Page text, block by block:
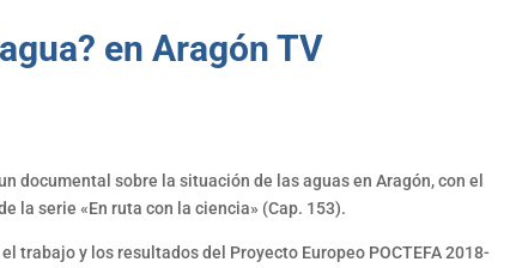
en Aragón TV
documental sobre la situación de las aguas en Aragón, con el
la serie «En ruta con la ciencia» (Cap. 153).
trabajo y los resultados del Proyecto Europeo POCTEFA 2018-